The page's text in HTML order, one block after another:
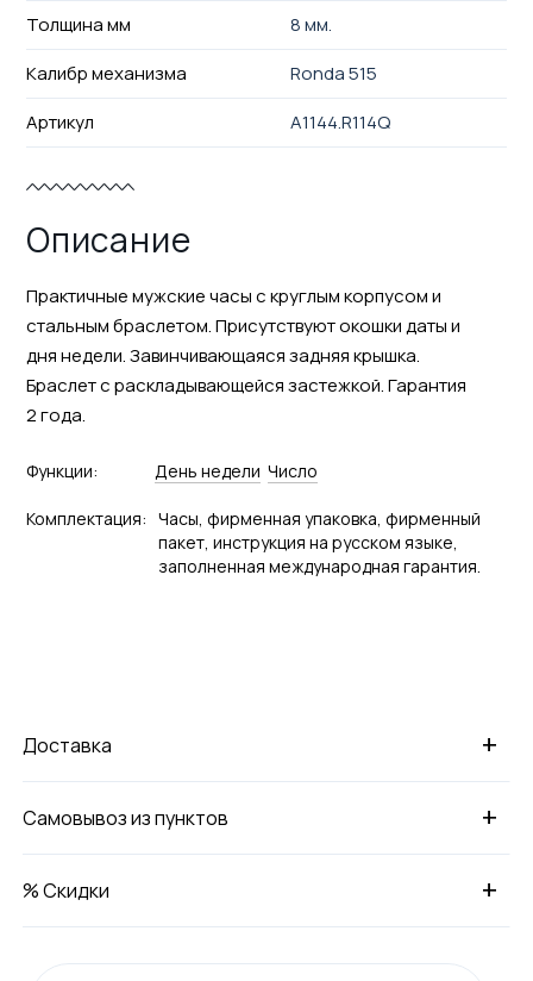
Толщина мм
8 мм.
Калибр механизма
Ronda 515
Артикул
A1144.R114Q
Описание
Практичные мужские часы с круглым корпусом и
стальным браслетом. Присутствуют окошки даты и
дня недели. Завинчивающаяся задняя крышка.
Браслет с раскладывающейся застежкой. Гарантия
2 года.
Функции: День недели Число
Комплектация: Часы, фирменная упаковка, фирменный
пакет, инструкция на русском языке,
заполненная международная гарантия.
+
Доставка
+
Самовывоз из пунктов
+
% Скидки